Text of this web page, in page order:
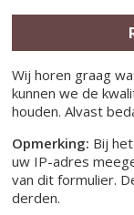
Wij horen graag
kunnen we de
houden. Alvast
Opmerking: Bij
uw IP-adres
van dit formulier.
derden.